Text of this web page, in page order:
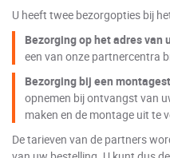
U heeft twee bezorgopties bij
Bezorging op het adres van
een van onze partnercentra
Bezorging bij een
opnemen bij ontvangst van
maken en de montage uit te
De tarieven van de partners